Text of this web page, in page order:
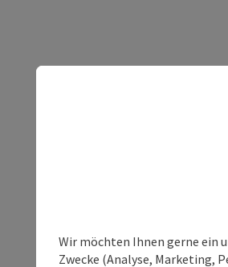
Wir möchten Ihnen gerne ein
Zwecke (Analyse, Marketing,